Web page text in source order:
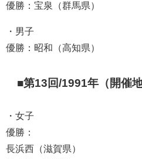
優勝：宝泉（群馬県）
・男子
優勝：昭和（高知県）
■第13回/1991年（開催
・女子
優勝：
長浜西（滋賀県）